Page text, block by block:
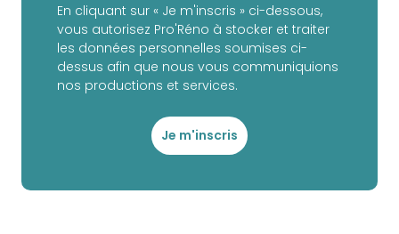
En cliquant sur « Je m'inscris » ci-dessous,
vous autorisez Pro'Réno à stocker et traiter
les données personnelles soumises ci-
dessus afin que nous vous communiquions
nos productions et services.
Je m'inscris